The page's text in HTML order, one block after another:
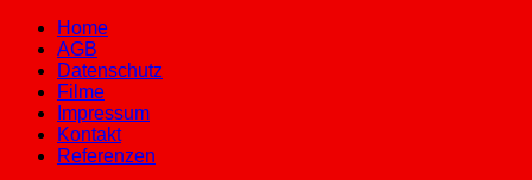
Home
AGB
Datenschutz
Filme
Impressum
Kontakt
Referenzen